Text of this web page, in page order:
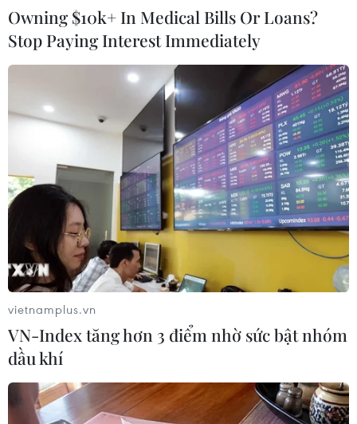
TIN CÙNG CHUYÊN MỤC
Liên hợp quốc kêu gọi chấm dứt tấn
công dân thường trong xung đột
Nga-Ukraine
07/08/2026 04:29
Chính sách nhà ở của nước Anh -
Góc tham chiếu cho Việt Nam
07/08/2026 04:08
Bỉ tìm ra hướng đi mới trong điều trị
ung thư gan di căn
Owning $10k+ In Medical Bills Or Loans?
Stop Paying Interest Immediately
vietnamplus.vn
VN-Index tăng hơn 3 điểm nhờ sức bật nhóm
dầu khí